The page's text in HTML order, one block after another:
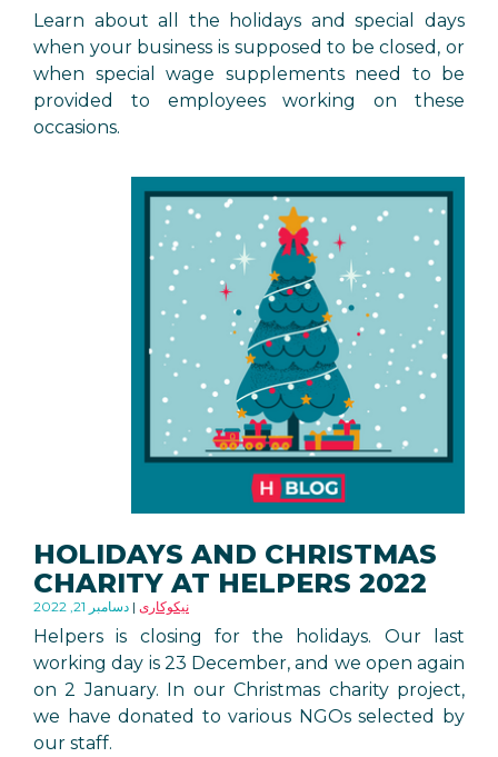
Learn about all the holidays and special days
when your business is supposed to be closed, or
when special wage supplements need to be
provided to employees working on these
occasions.
HOLIDAYS AND CHRISTMAS
CHARITY AT HELPERS 2022
دسامبر 21, 2022 نیکوکاری
Helpers is closing for the holidays. Our last
working day is 23 December, and we open again
on 2 January. In our Christmas charity project,
we have donated to various NGOs selected by
our staff.